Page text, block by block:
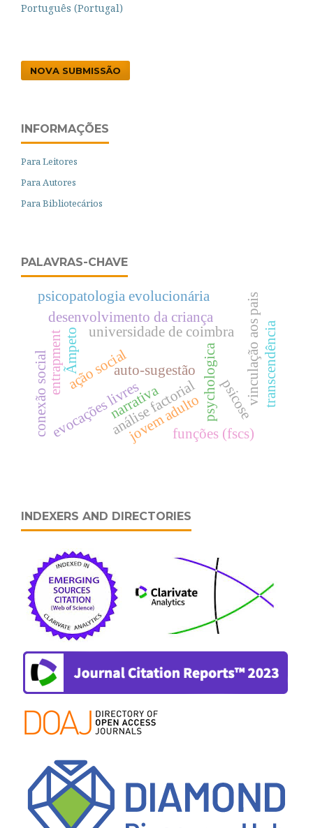
Português (Portugal)
NOVA SUBMISSÃO
INFORMAÇÕES
Para Leitores
Para Autores
Para Bibliotecários
PALAVRAS-CHAVE
auto-sugestão
ação social
universidade de coimbra
psychologica
desenvolvimento da criança
análise factorial
narrativa
entrapment
psicopatologia evolucionária
evocações livresjovem adulto
conexão social vinculação aos pais
funções (fscs)
psicose transcendência
Ãmpeto
INDEXERS AND DIRECTORIES